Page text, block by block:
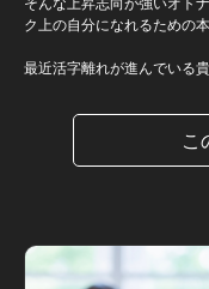
ク上の自分になれるための本
最近活字離れが進んでいる
こ